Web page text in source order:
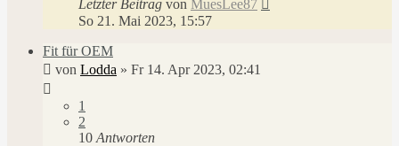
Letzter Beitrag von MuesLee87
So 21. Mai 2023, 15:57
Fit für OEM
von Lodda » Fr 14. Apr 2023, 02:41
1
2
10 Antworten